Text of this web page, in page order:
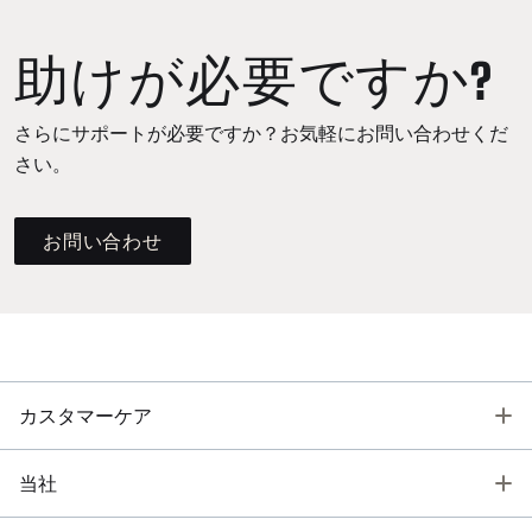
助けが必要ですか?
さらにサポートが必要ですか？お気軽にお問い合わせくだ
さい。
お問い合わせ
カスタマーケア
当社